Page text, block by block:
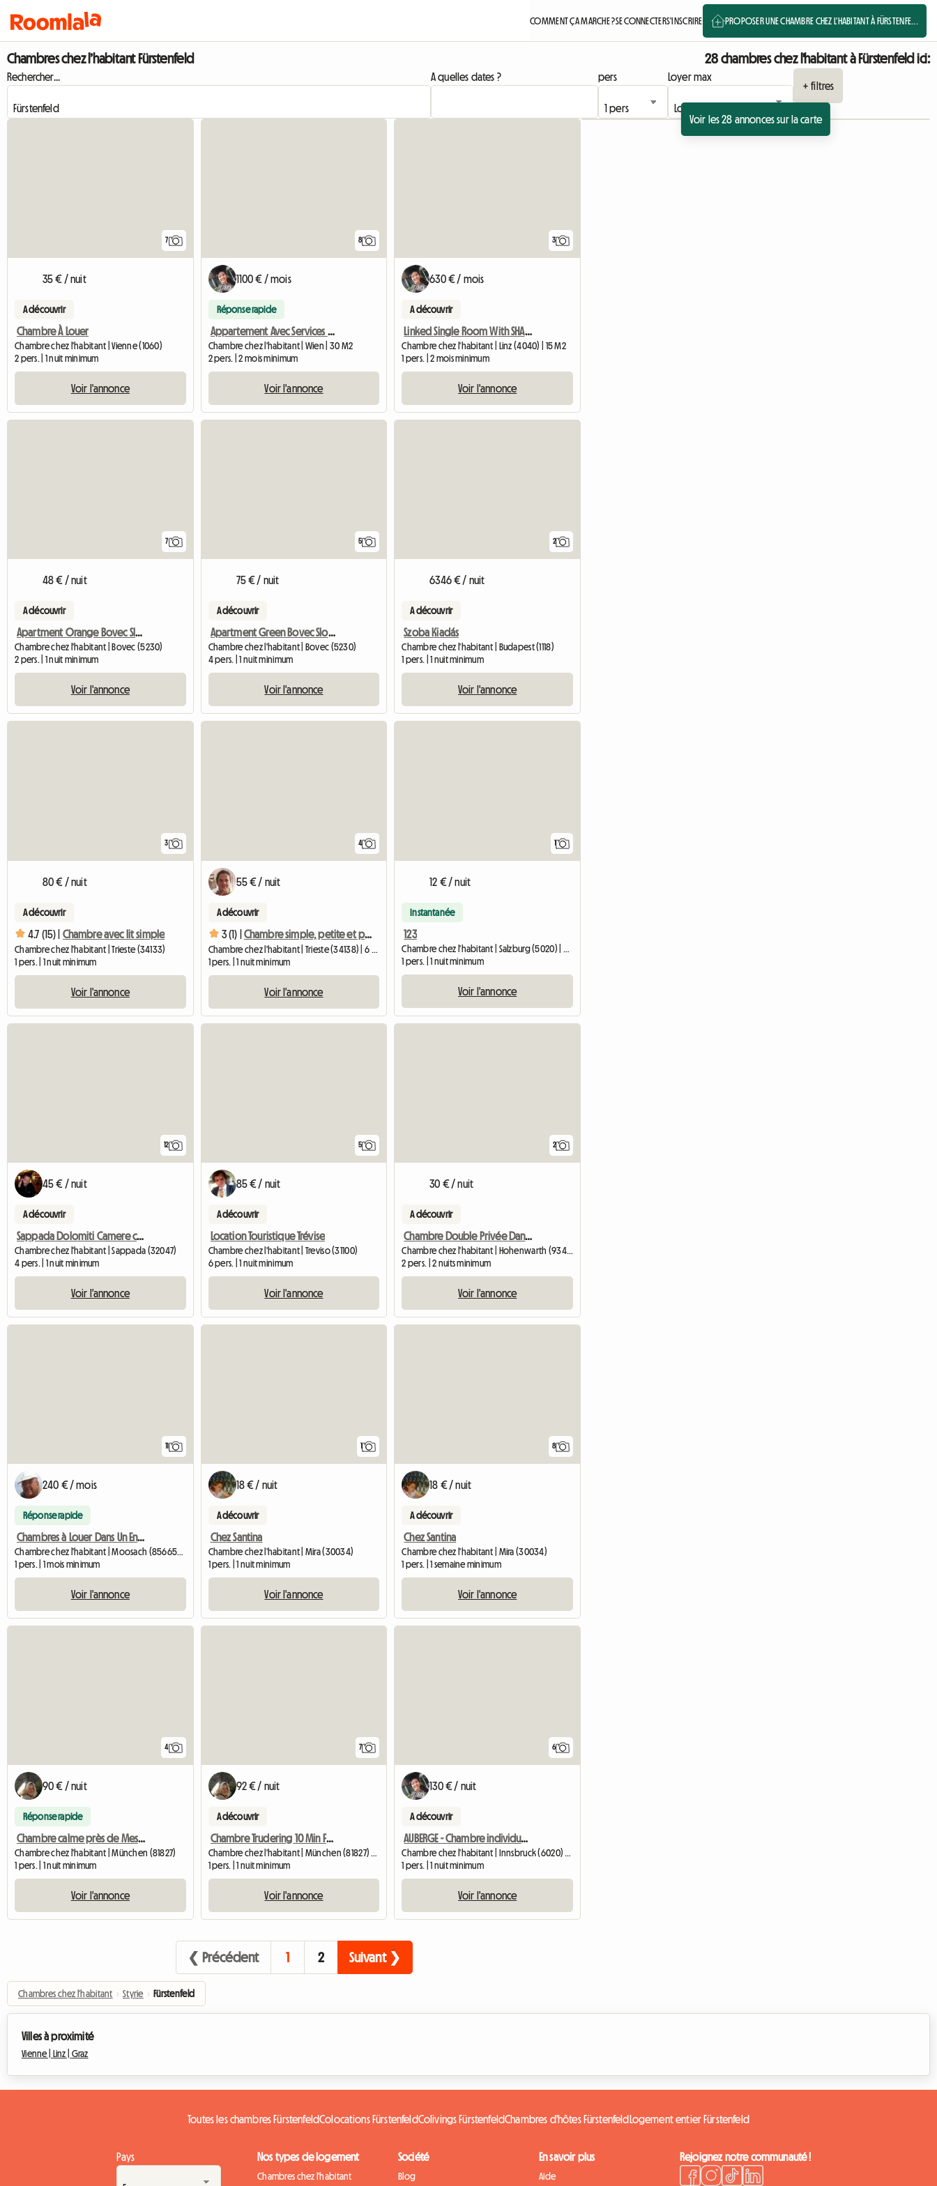
COMMENT ÇA MARCHE ?SE CONNECTERS'INSCRIRE PROPOSER UNE CHAMBRE CHEZ L'HABITANT À FÜRSTENFE...
Chambres chez l’habitant Fürstenfeld 28 chambres chez l'habitant à Fürstenfeld ici:
Rechercher... A quelles dates ? pers
Loyer max
+ filtres
Voir les 28 annonces sur la carte
7
35 € / nuit
A découvrir
Chambre À Louer
Chambre chez l'habitant | Vienne (1060)
2 pers. | 1 nuit minimum
Voir l'annonce
8
1100 € / mois
Réponse rapide
Appartement Avec Services à Vienne à Louer
Chambre chez l'habitant | Wien | 30 M2
2 pers. | 2 mois minimum
Voir l'annonce
3
630 € / mois
A découvrir
Linked Single Room With SHARED Shower/WC And Common Kitchen
Chambre chez l'habitant | Linz (4040) | 15 M2
1 pers. | 2 mois minimum
Voir l'annonce
7
48 € / nuit
A découvrir
Apartment Orange Bovec Slovenia/App.Dana
Chambre chez l'habitant | Bovec (5230)
2 pers. | 1 nuit minimum
Voir l'annonce
5
75 € / nuit
A découvrir
Apartment Green Bovec Slovenia/App.Dana
Chambre chez l'habitant | Bovec (5230)
4 pers. | 1 nuit minimum
Voir l'annonce
2
6346 € / nuit
A découvrir
Szoba Kiadás
Chambre chez l'habitant | Budapest (1118)
1 pers. | 1 nuit minimum
Voir l'annonce
3
80 € / nuit
A découvrir
4.7 (15) | Chambre avec lit simple
Chambre chez l'habitant | Trieste (34133)
1 pers. | 1 nuit minimum
Voir l'annonce
4
55 € / nuit
A découvrir
3 (1) | Chambre simple, petite et propre pour jeune femme, hôte local
1 pers. | 1 nuit minimum
Voir l'annonce
1
12 € / nuit
Instantanée
123
1 pers. | 1 nuit minimum
Voir l'annonce
12
45 € / nuit
A découvrir
Sappada Dolomiti Camere con bagno CENTRO
Chambre chez l'habitant | Sappada (32047)
4 pers. | 1 nuit minimum
Voir l'annonce
5
85 € / nuit
A découvrir
Location Touristique Trévise
Chambre chez l'habitant | Treviso (31100)
6 pers. | 1 nuit minimum
Voir l'annonce
2
30 € / nuit
A découvrir
Chambre Double Privée Dans Un Hôtel
Chambre chez l'habitant | Hohenwarth (93480)
2 pers. | 2 nuits minimum
Voir l'annonce
11
240 € / mois
Réponse rapide
Chambres à Louer Dans Un Endroit Calme
Chambre chez l'habitant | Moosach (85665) | 20 M2
1 pers. | 1 mois minimum
Voir l'annonce
1
18 € / nuit
A découvrir
Chez Santina
Chambre chez l'habitant | Mira (30034)
1 pers. | 1 nuit minimum
Voir l'annonce
8
18 € / nuit
A découvrir
Chez Santina
Chambre chez l'habitant | Mira (30034)
1 pers. | 1 semaine minimum
Voir l'annonce
4
90 € / nuit
Réponse rapide
Chambre calme près de Messe
Chambre chez l'habitant | München (81827)
1 pers. | 1 nuit minimum
Voir l'annonce
7
92 € / nuit
A découvrir
Chambre Trudering 10 Min Foire
Chambre chez l'habitant | München (81827) | 15 M2
1 pers. | 1 nuit minimum
Voir l'annonce
6
130 € / nuit
A découvrir
AUBERGE - Chambre individuelle privée avec salle de bain attenante
Chambre chez l'habitant | Innsbruck (6020) | 15 M2
1 pers. | 1 nuit minimum
Voir l'annonce
❮ Précédent 1 2 Suivant ❯
Chambres chez l'habitant › Styrie › Fürstenfeld
Villes à proximité
Vienne | Linz | Graz
Toutes les chambres FürstenfeldColocations FürstenfeldColivings FürstenfeldChambres d'hôtes Fürstenfeld Logement entier Fürstenfeld
Pays Nos types de logement
Chambres chez l'habitant
Société
Blog
En savoir plus
Aide
Rejoignez notre communauté !